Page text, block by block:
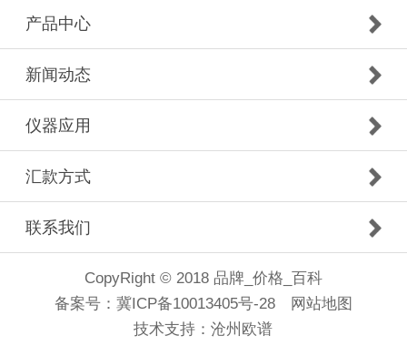
产品中心
新闻动态
仪器应用
汇款方式
联系我们
CopyRight © 2018 品牌_价格_百科
备案号： 冀ICP备10013405号-28
网站地图
技术支持：沧州欧谱